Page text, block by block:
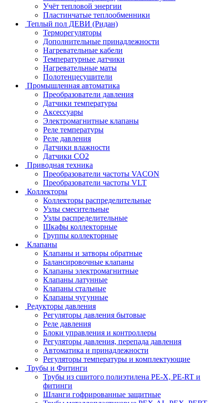
Учёт тепловой энергии
Пластинчатые теплообменники
Теплый пол ДЕВИ (Ридан)
Терморегуляторы
Дополнительные принадлежности
Нагревательные кабели
Температурные датчики
Нагревательные маты
Полотенцесушители
Промышленная автоматика
Преобразователи давления
Датчики температуры
Аксессуары
Электромагнитные клапаны
Реле температуры
Реле давления
Датчики влажности
Датчики CO2
Приводная техника
Преобразователи частоты VACON
Преобразователи частоты VLT
Коллекторы
Коллекторы распределительные
Узлы смесительные
Узлы распределительные
Шкафы коллекторные
Группы коллекторные
Клапаны
Клапаны и затворы обратные
Балансировочные клапаны
Клапаны электромагнитные
Клапаны латунные
Клапаны стальные
Клапаны чугунные
Редукторы давления
Регуляторы давления бытовые
Реле давления
Блоки управления и контроллеры
Регуляторы давления, перепада давления
Автоматика и принадлежности
Регуляторы температуры и комплектующие
Трубы и Фитинги
Трубы из сшитого полиэтилена PE-X, PE-RT и
фитинги
Шланги гофрированные защитные